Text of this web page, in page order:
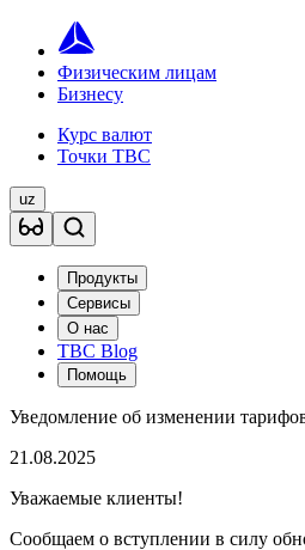
Физическим лицам
Бизнесу
Курс валют
Точки TBC
uz
Продукты
Сервисы
О нас
TBC Blog
Помощь
Уведомление об изменении
21.08.2025
Уважаемые клиенты!
Сообщаем о вступлении в силу